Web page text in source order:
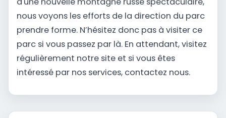
nous voyons les efforts de la direction du parc
prendre forme. N’hésitez donc pas à visiter ce
parc si vous passez par là. En attendant, visitez
régulièrement notre site et si vous êtes
intéressé par nos services, contactez nous.